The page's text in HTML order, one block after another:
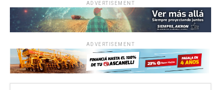
ADVERTISEMENT
ADVERTISEMENT